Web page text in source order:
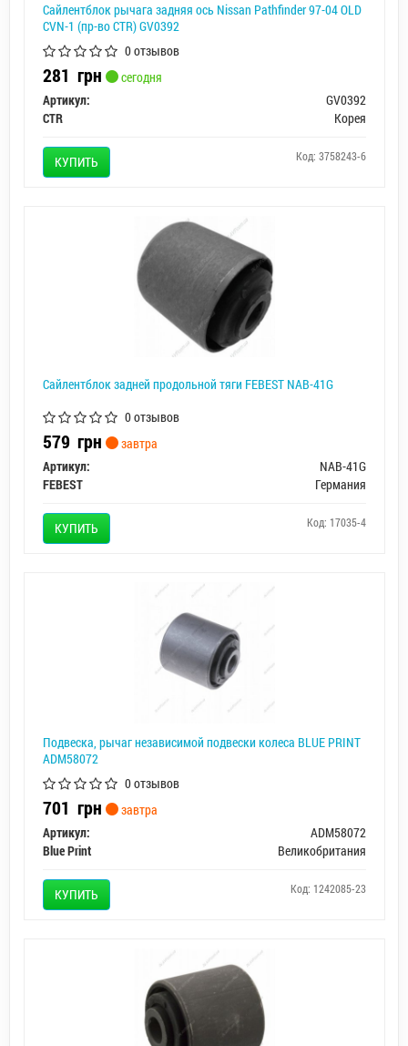
Сайлентблок рычага задняя ось Nissan Pathfinder 97-04 OLD
CVN-1 (пр-во CTR) GV0392
0 отзывов
281 грн
сегодня
Артикул:
GV0392
CTR
Корея
КУПИТЬ Код: 3758243-6
Сайлентблок задней продольной тяги FEBEST NAB-41G
0 отзывов
579 грн
завтра
Артикул:
NAB-41G
FEBEST
Германия
КУПИТЬ Код: 17035-4
Подвеска, рычаг независимой подвески колеса BLUE PRINT
ADM58072
0 отзывов
701 грн
завтра
Артикул:
ADM58072
Blue Print
Великобритания
КУПИТЬ Код: 1242085-23